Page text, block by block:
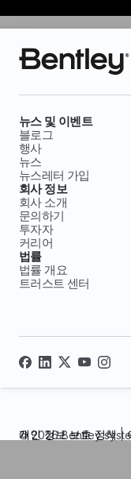
뉴스 및 이벤트
블로그
행사
뉴스
뉴스레터 가입
회사 정보
회사 소개
문의하기
투자자
커리어
법률
법률 개요
트러스트 센터
© 2026 Bentley
개인 정보 보호 정책|